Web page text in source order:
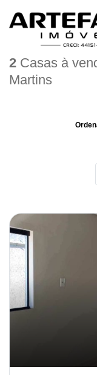
Home / Imóveis à
2 Casas à
Martins